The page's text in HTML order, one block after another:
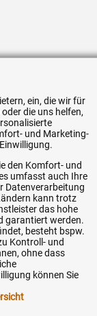
ein, die wir für
die uns helfen,
und Marketing-
den Komfort- und
umfasst auch Ihre
Datenverarbeitung
kann trotz
das hohe
garantiert werden.
besteht bspw.
Kontroll- und
ohne dass
können Sie